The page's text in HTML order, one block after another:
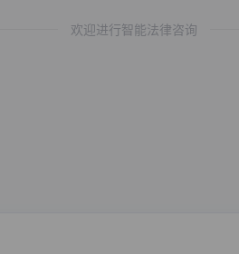
欢迎进行智能法律咨询